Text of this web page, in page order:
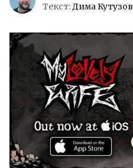
Текст:Дима Кутузов